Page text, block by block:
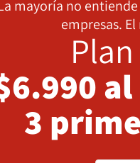
mayoría no
empresas.
3